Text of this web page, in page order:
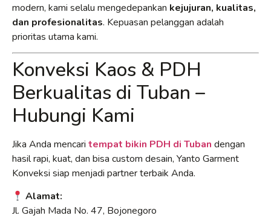
modern, kami selalu mengedepankan kejujuran, kualitas,
dan profesionalitas. Kepuasan pelanggan adalah
prioritas utama kami.
Konveksi Kaos & PDH
Berkualitas di Tuban –
Hubungi Kami
Jika Anda mencari tempat bikin PDH di Tuban dengan
hasil rapi, kuat, dan bisa custom desain, Yanto Garment
Konveksi siap menjadi partner terbaik Anda.
Alamat:
Jl. Gajah Mada No. 47, Bojonegoro